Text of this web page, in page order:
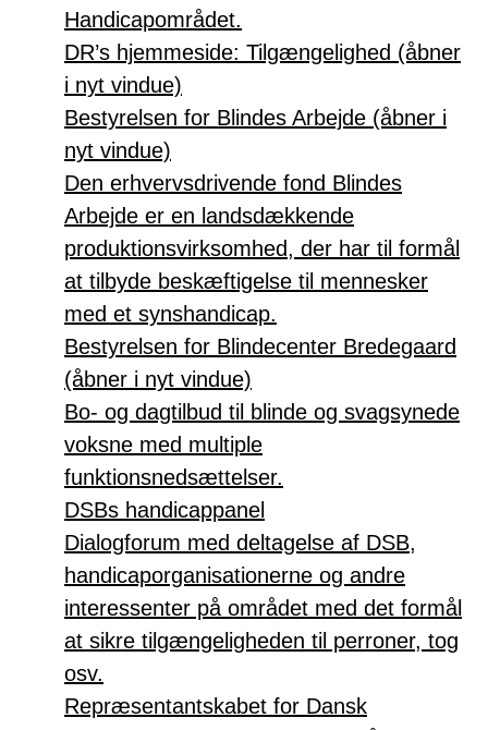
Handicapområdet.
DR’s hjemmeside: Tilgængelighed (åbner
i nyt vindue)
Bestyrelsen for Blindes Arbejde (åbner i
nyt vindue)
Den erhvervsdrivende fond Blindes
Arbejde er en landsdækkende
produktionsvirksomhed, der har til formål
at tilbyde beskæftigelse til mennesker
med et synshandicap.
Bestyrelsen for Blindecenter Bredegaard
(åbner i nyt vindue)
Bo- og dagtilbud til blinde og svagsynede
voksne med multiple
funktionsnedsættelser.
DSBs handicappanel
Dialogforum med deltagelse af DSB,
handicaporganisationerne og andre
interessenter på området med det formål
at sikre tilgængeligheden til perroner, tog
osv.
Repræsentantskabet for Dansk